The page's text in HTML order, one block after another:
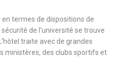
termes de dispositions de
de l'université se trouve
traite avec de grandes
ministères, des clubs sportifs et